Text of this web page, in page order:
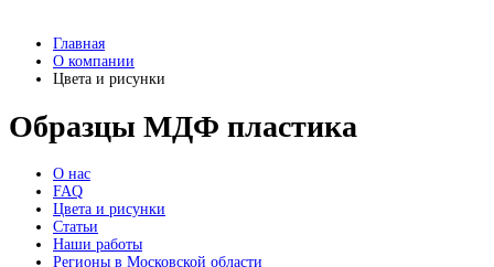
Главная
О компании
Цвета и рисунки
Образцы МДФ пластика
О нас
FAQ
Цвета и рисунки
Статьи
Наши работы
Регионы в Московской области